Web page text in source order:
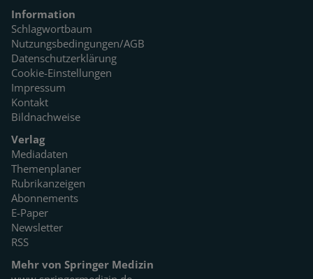
Information
Schlagwortbaum
Nutzungsbedingungen/AGB
Datenschutzerklärung
Cookie-Einstellungen
Impressum
Kontakt
Bildnachweise
Verlag
Mediadaten
Themenplaner
Rubrikanzeigen
Abonnements
E-Paper
Newsletter
RSS
Mehr von Springer Medizin